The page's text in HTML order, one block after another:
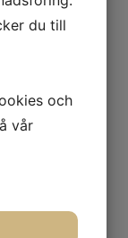
med
du till
och
vår